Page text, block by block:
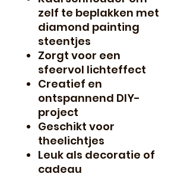
zelf te beplakken met
diamond painting
steentjes
Zorgt voor een
sfeervol lichteffect
Creatief en
ontspannend DIY-
project
Geschikt voor
theelichtjes
Leuk als decoratie of
cadeau